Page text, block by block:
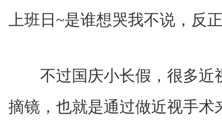
上班日~是谁想哭我不说，反
不过国庆小长假，很多近
摘镜，也就是通过做近视手术